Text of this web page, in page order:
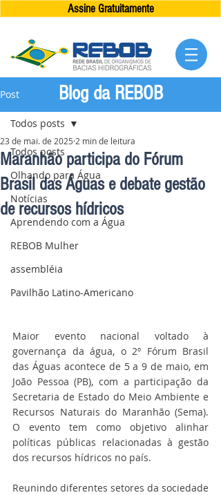
Assine Gratuitamente
Post
Todos posts
Olhando para Água
Notícias
Aprendendo com a Água
REBOB Mulher
assembléia
Pavilhão Latino-Americano
Todos posts
Maranhão participa do Fórum
Brasil das Águas e debate gestão
de recursos hídricos
23 de mai. de 2025 2 min de leitura
Maior evento nacional voltado à
governança da água, o 2º Fórum Brasil
das Águas acontece de 5 a 9 de maio, em
João Pessoa (PB), com a participação da
Secretaria de Estado do Meio Ambiente e
Recursos Naturais do Maranhão (Sema).
O evento tem como objetivo alinhar
políticas públicas relacionadas à gestão
dos recursos hídricos no país.
Reunindo diferentes setores da sociedade
Blog da REBOB